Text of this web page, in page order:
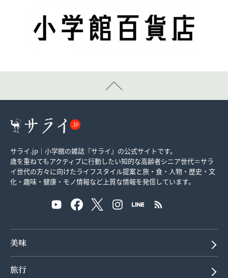
サライ.jp｜小学館の雑誌『サライ』の公式サイトです。
歳を重ねてもアクティブに行動したい知的な高齢者シニア世代＝サラ
イ世代の方々に向けたライフスタイル提案と旅・食・人物・歴史・文
化・趣味・健康・モノ情報など上質な情報を発信しています。
美味
旅行